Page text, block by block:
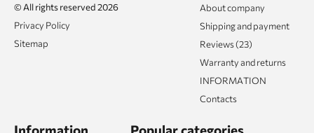
© All rights reserved 2026
Privacy Policy
Sitemap
About company
Shipping and payment
Reviews (23)
Warranty and returns
INFORMATION
Contacts